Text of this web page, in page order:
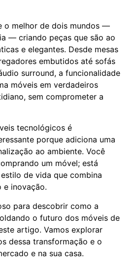
o melhor de dois mundos —
— criando peças que são ao
e elegantes. Desde mesas
embutidos até sofás
surround, a funcionalidade
móveis em verdadeiros
sem comprometer a
tecnológicos é
porque adiciona uma
ao ambiente. Você
um móvel; está
de vida que combina
e inovação.
para descobrir como a
o futuro dos móveis de
artigo. Vamos explorar
dessa transformação e o
e na sua casa.